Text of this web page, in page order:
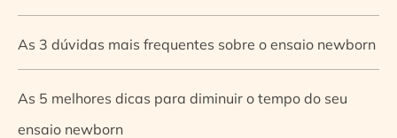
As 3 dúvidas mais frequentes sobre o ensaio newborn
As 5 melhores dicas para diminuir o tempo do seu
ensaio newborn